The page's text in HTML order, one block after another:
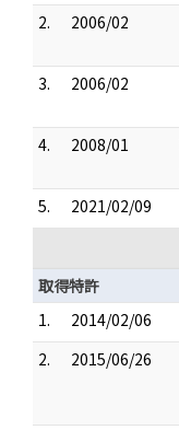
2.
2006/02
3.
2006/02
4.
2008/01
5.
2021/02/09
取得特許
1.
2014/02/06
2.
2015/06/26